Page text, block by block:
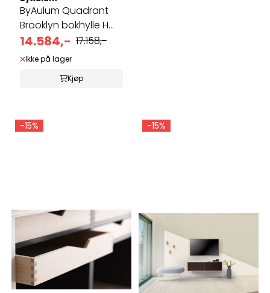
ByAulum Quadrant
Brooklyn bokhylle H
177 Bredde ...
14.584,- 17.158,-
Ikke på lager
Kjøp
-15% -15%